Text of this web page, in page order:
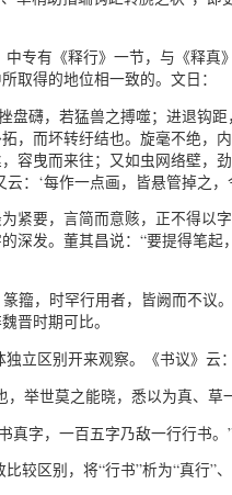
专有《释行》一节，与《释真
取得的地位相一致的。文日：
礴，若猛兽之搏噬；进退钩
，而坏转纡结也。旋毫不绝，
容曳而来往；又如虫网络壁，
：‘每作一点画，皆悬管掉之
紧要，言简而意赅，正不得以
深发。董其昌说：“要提得笔起
籀，时罕行用者，皆阙而不议
晋时期可比。
立区别开来观察。《书议》云
举世莫之能晓，悉以为真、草
字，一百五字乃敌一行行书。
较区别，将“行书”析为“真行”